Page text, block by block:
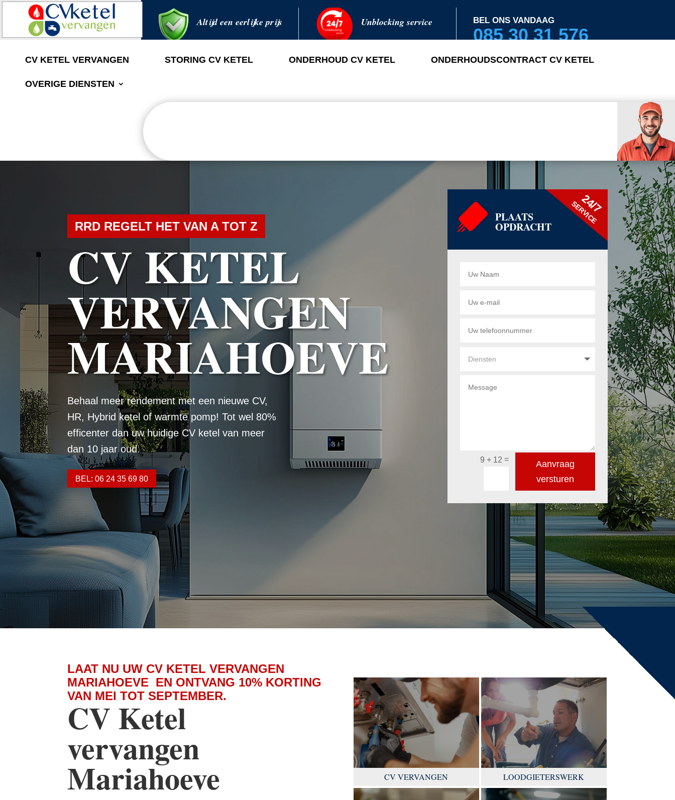
Altijd een eerlijke prijs Unblocking service BEL ONS VANDAAG
085 30 31 576
CV KETEL VERVANGEN STORING CV KETEL ONDERHOUD CV KETEL ONDERHOUDSCONTRACT CV KETEL
OVERIGE DIENSTEN
RRD REGELT HET VAN A TOT Z
CV KETEL
VERVANGEN
MARIAHOEVE
Behaal meer rendement met een nieuwe CV,
HR, Hybrid ketel of warmte pomp! Tot wel 80%
efficenter dan uw huidige CV ketel van meer
dan 10 jaar oud.
BEL: 06 24 35 69 80
PLAATS
OPDRACHT
24/7
SERVICE
9 + 12 =
Aanvraag
versturen
LAAT NU UW CV KETEL VERVANGEN
MARIAHOEVE EN ONTVANG 10% KORTING
VAN MEI TOT SEPTEMBER.
CV Ketel
vervangen
Mariahoeve CV VERVANGEN LOODGIETERSWERK